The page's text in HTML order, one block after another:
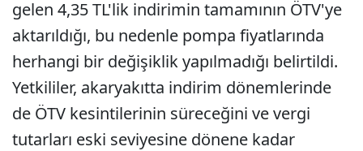
gelen 4,35 TL'lik indirimin tamamının ÖTV'ye
aktarıldığı, bu nedenle pompa fiyatlarında
herhangi bir değişiklik yapılmadığı belirtildi.
Yetkililer, akaryakıtta indirim dönemlerinde
de ÖTV kesintilerinin süreceğini ve vergi
tutarları eski seviyesine dönene kadar